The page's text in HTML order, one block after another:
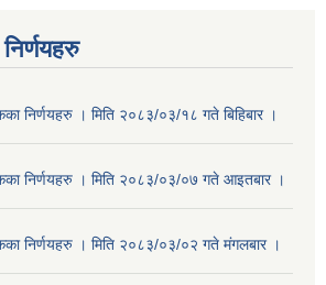
निर्णयहरु
निर्णयहरु । मिति २०८३/०३/१८ गते बिहिबार ।
निर्णयहरु । मिति २०८३/०३/०७ गते आइतबार ।
निर्णयहरु । मिति २०८३/०३/०२ गते मंगलबार ।